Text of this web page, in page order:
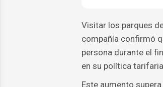
Visitar los parques
compañía confirmó
persona durante el
en su política
Este aumento